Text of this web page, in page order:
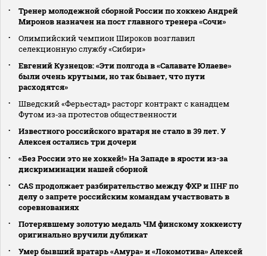
Тренер молодежной сборной России по хоккею Андрей
Миронов назначен на пост главного тренера «Сочи»
Олимпийский чемпион Широков возглавил
селекционную службу «Сибири»
Евгений Кузнецов: «Эти полгода в «Салавате Юлаеве»
были очень крутыми, но так бывает, что пути
расходятся»
Шведский «Ферьестад» расторг контракт с канадцем
Футом из‑за протестов общественности
Известного российского вратаря не стало в 39 лет. У
Алексея остались три дочери
«Без России это не хоккей!» На Западе в ярости из-за
дискриминации нашей сборной
CAS продолжает разбирательство между ФХР и IIHF по
делу о запрете российским командам участвовать в
соревнованиях
Потерявшему золотую медаль ЧМ финскому хоккеисту
оригинально вручили дубликат
Умер бывший вратарь «Амура» и «Локомотива» Алексей